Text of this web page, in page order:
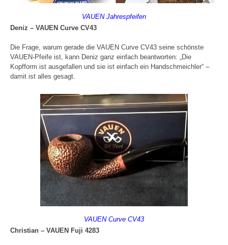
VAUEN Jahrespfeifen
Deniz – VAUEN Curve CV43
Die Frage, warum gerade die VAUEN Curve CV43 seine schönste
VAUEN-Pfeife ist, kann Deniz ganz einfach beantworten: „Die
Kopfform ist ausgefallen und sie ist einfach ein Handschmeichler“ –
damit ist alles gesagt.
VAUEN Curve CV43
Christian – VAUEN Fuji 4283